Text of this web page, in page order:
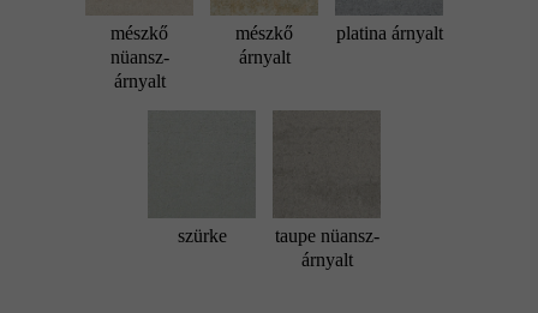
mészkő
nüansz-
árnyalt
mészkő
árnyalt
platina árnyalt
szürke
taupe nüansz-
árnyalt